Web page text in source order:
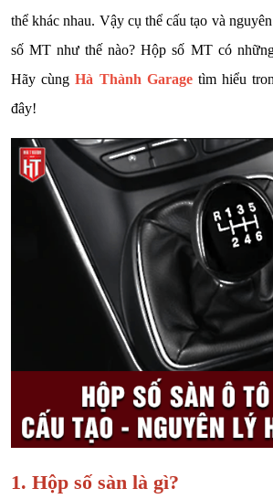
thể khác nhau. Vậy cụ thể cấu tạo và
số MT như thế nào? Hộp số MT có
Hãy cùngHà Thành Garagetìm hiểu
đây!
1. Hộp số sàn là gì?